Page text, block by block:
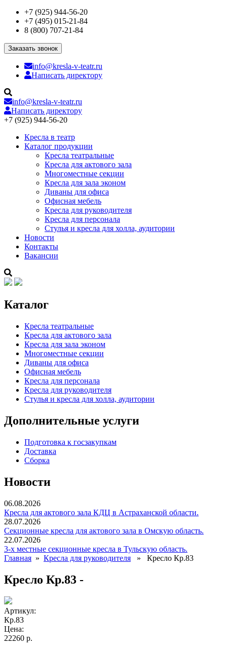
+7 (925) 944-56-20
+7 (495) 015-21-84
8 (800) 707-21-84
Заказать звонок
info@kresla-v-teatr.ru
Написать директору
info@kresla-v-teatr.ru
Написать директору
+7 (925) 944-56-20
Кресла в театр
Каталог продукции
Кресла театральные
Кресла для актового зала
Многоместные секции
Кресла для зала эконом
Диваны для офиса
Офисная мебель
Кресла для руководителя
Кресла для персонала
Стулья и кресла для холла, аудитории
Новости
Контакты
Вакансии
Каталог
Кресла театральные
Кресла для актового зала
Кресла для зала эконом
Многоместные секции
Диваны для офиса
Офисная мебель
Кресла для персонала
Кресла для руководителя
Стулья и кресла для холла, аудитории
Дополнительные услуги
Подготовка к госзакупкам
Доставка
Сборка
Новости
06.08.2026
Кресла для актового зала КДЦ в Астраханской области.
28.07.2026
Секционные кресла для актового зала в Омскую область.
22.07.2026
3-х местные секционные кресла в Тульскую область.
Главная » Кресла для руководителя » Кресло Кр.83
Кресло Кр.83 -
Артикул:
Кр.83
Цена:
22260 р.